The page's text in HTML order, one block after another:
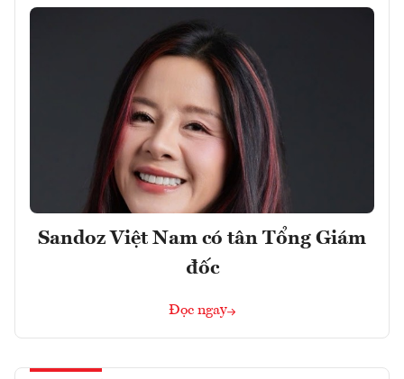
Sandoz Việt Nam có tân Tổng Giám
đốc
Đọc ngay